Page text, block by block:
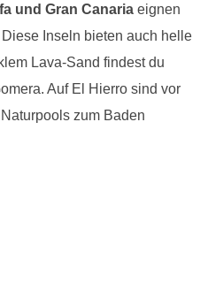
und Gran Canaria eignen
Inseln bieten auch helle
Lava-Sand findest du
Auf El Hierro sind vor
zum Baden